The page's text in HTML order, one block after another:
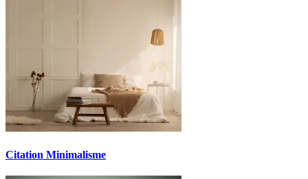
Citation Minimalisme